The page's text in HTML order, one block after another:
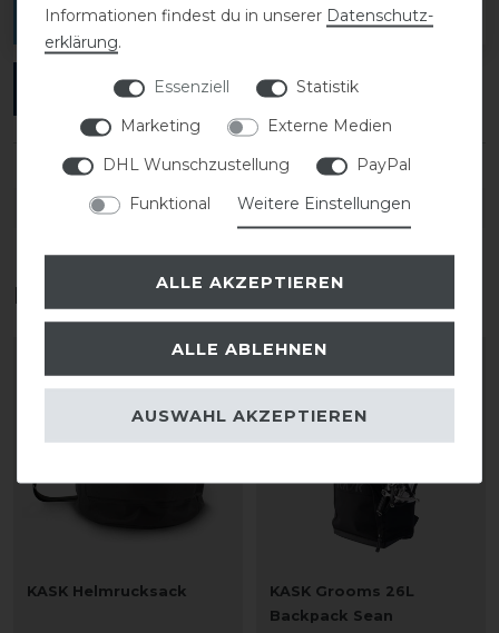
verfassen.
ANMELDEN
DETAILS ZUR PRODUKTSICHERHEIT
Das perfekte Zubehör für dich
KASK Helmrucksack
KASK Grooms 26L
Backpack Sean
Informationen findest du in unserer Daten­schutz­
erklärung.
Essenziell
Statistik
Marketing
Externe Medien
DHL Wunschzustellung
PayPal
Funktional
Weitere Einstellungen
ALLE AKZEPTIEREN
ALLE ABLEHNEN
AUSWAHL AKZEPTIEREN